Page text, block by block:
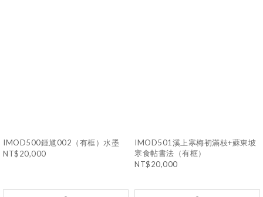
IMOD500鍾馗002（有框）水墨
NT$20,000
IMOD501溪上寒梅初滿枝+蘇東坡
寒食帖書法（有框）
NT$20,000